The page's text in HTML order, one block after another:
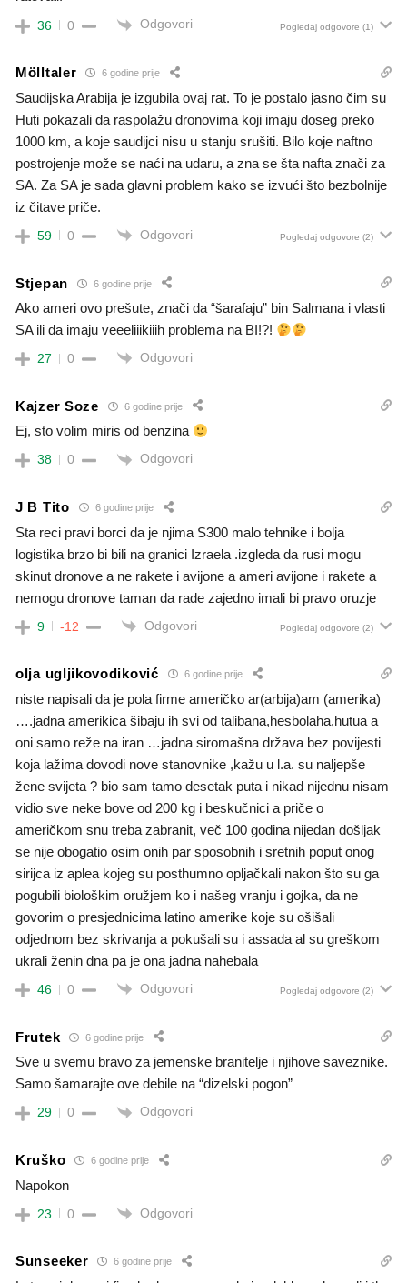
36 0 Odgovori Pogledaj odgovore (1)
Mölltaler 6 godine prije
Saudijska Arabija je izgubila ovaj rat. To je postalo jasno čim su
Huti pokazali da raspolažu dronovima koji imaju doseg preko
1000 km, a koje saudijci nisu u stanju srušiti. Bilo koje naftno
postrojenje može se naći na udaru, a zna se šta nafta znači za
SA. Za SA je sada glavni problem kako se izvući što bezbolnije
iz čitave priče.
59 0 Odgovori Pogledaj odgovore (2)
Stjepan 6 godine prije
Ako ameri ovo prešute, znači da “šarafaju” bin Salmana i vlasti
SA ili da imaju veeeliiikiiih problema na BI!?!
27 0 Odgovori
Kajzer Soze 6 godine prije
Ej, sto volim miris od benzina
38 0 Odgovori
J B Tito 6 godine prije
Sta reci pravi borci da je njima S300 malo tehnike i bolja
logistika brzo bi bili na granici Izraela .izgleda da rusi mogu
skinut dronove a ne rakete i avijone a ameri avijone i rakete a
nemogu dronove taman da rade zajedno imali bi pravo oruzje
9 -12 Odgovori Pogledaj odgovore (2)
olja ugljikovodiković 6 godine prije
niste napisali da je pola firme američko ar(arbija)am (amerika)
….jadna amerikica šibaju ih svi od talibana,hesbolaha,hutua a
oni samo reže na iran …jadna siromašna država bez povijesti
koja lažima dovodi nove stanovnike ,kažu u l.a. su naljepše
žene svijeta ? bio sam tamo desetak puta i nikad nijednu nisam
vidio sve neke bove od 200 kg i beskučnici a priče o
američkom snu treba zabranit, več 100 godina nijedan došljak
se nije obogatio osim onih par sposobnih i sretnih poput onog
sirijca iz aplea kojeg su posthumno opljačkali nakon što su ga
pogubili biološkim oružjem ko i našeg vranju i gojka, da ne
govorim o presjednicima latino amerike koje su ošišali
odjednom bez skrivanja a pokušali su i assada al su greškom
ukrali ženin dna pa je ona jadna nahebala
46 0 Odgovori Pogledaj odgovore (2)
Frutek 6 godine prije
Sve u svemu bravo za jemenske branitelje i njihove saveznike.
Samo šamarajte ove debile na “dizelski pogon”
29 0 Odgovori
Kruško 6 godine prije
Napokon
23 0 Odgovori
Sunseeker 6 godine prije